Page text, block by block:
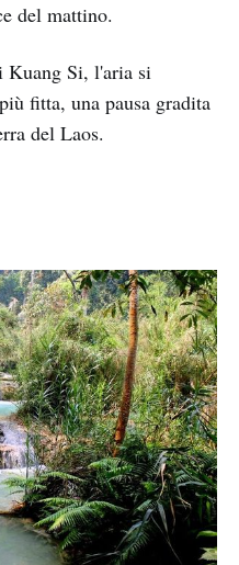
del mattino.
Kuang Si, l'aria si
fitta, una pausa gradita
del Laos.